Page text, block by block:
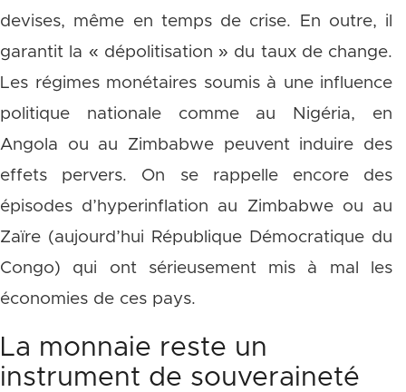
devises, même en temps de crise. En outre, il
garantit la « dépolitisation » du taux de change.
Les régimes monétaires soumis à une influence
politique nationale comme au Nigéria, en
Angola ou au Zimbabwe peuvent induire des
effets pervers. On se rappelle encore des
épisodes d’hyperinflation au Zimbabwe ou au
Zaïre (aujourd’hui République Démocratique du
Congo) qui ont sérieusement mis à mal les
économies de ces pays.
La monnaie reste un
instrument de souveraineté